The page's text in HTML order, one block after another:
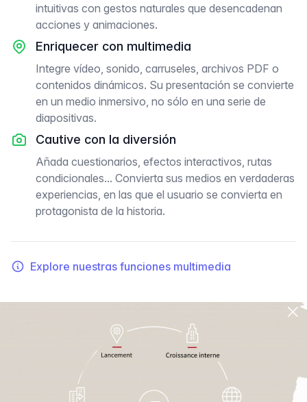
intuitivas con gestos naturales que desencadenan
acciones y animaciones.
Enriquecer con multimedia
Integre vídeo, sonido, carruseles, archivos PDF o
contenidos dinámicos. Su presentación se convierte
en un medio inmersivo, no sólo en una serie de
diapositivas.
Cautive con la diversión
Añada cuestionarios, efectos interactivos, rutas
condicionales... Convierta sus medios en verdaderas
experiencias, en las que el usuario se convierta en
protagonista de la historia.
Explore nuestras funciones multimedia